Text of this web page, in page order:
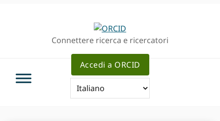
Connettere ricerca e ricercatori
Accedi a ORCID